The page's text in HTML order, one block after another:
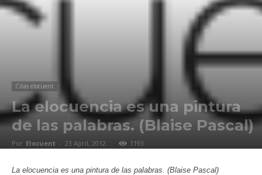
Citas elocuent
La elocuencia es una pintura
de las palabras. (Blaise Pascal)
Por Elocuent - 23 April, 2012 1193
La elocuencia es una pintura de las palabras. (Blaise Pascal)